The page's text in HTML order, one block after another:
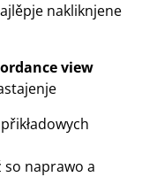
nakliknjene
view
naprawo a